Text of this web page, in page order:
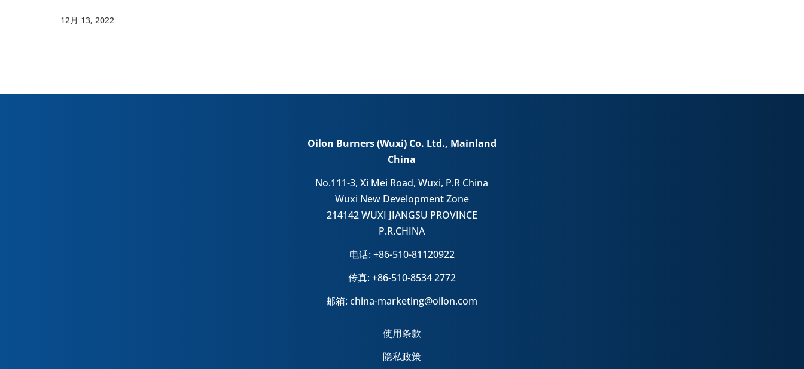
12月 13, 2022
Oilon Burners (Wuxi) Co. Ltd., Mainland
China
No.111-3, Xi Mei Road, Wuxi, P.R China
Wuxi New Development Zone
214142 WUXI JIANGSU PROVINCE
P.R.CHINA
电话: +86-510-81120922
传真: +86-510-8534 2772
邮箱: china-marketing@oilon.com
使用条款
隐私政策